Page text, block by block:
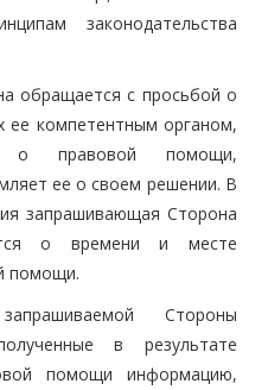
законодательства
обращается с просьбой о
ее компетентным органом,
о правовой помощи,
ее о своем решении. В
запрашивающая Сторона
о времени и месте
помощи.
Стороны
в результате
помощи информацию,